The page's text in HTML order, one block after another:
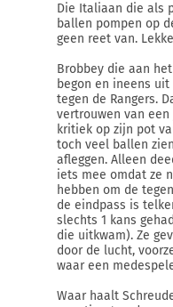
Die Italiaan die als
ballen pompen op
geen reet van.
Brobbey die aan
begon en ineens
tegen de Rangers.
vertrouwen van
kritiek op zijn pot
toch veel ballen
afleggen. Alleen
iets mee omdat ze
hebben om de
de eindpass is
slechts 1 kans
die uitkwam). Ze
door de lucht,
waar een
Waar haalt